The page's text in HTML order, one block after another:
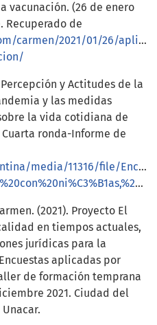
vacunación. (26 de enero
Recuperado de
carmen/2021/01/26/
Percepción y Actitudes de la
y las medidas
la vida cotidiana de
ronda-Informe de
media/11316/file/
(2021). Proyecto El
en tiempos actuales,
jurídicas para la
aplicadas por
de formación temprana
2021. Ciudad del